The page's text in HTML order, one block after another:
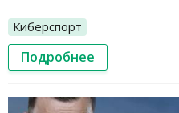
Киберспорт
Подробнее